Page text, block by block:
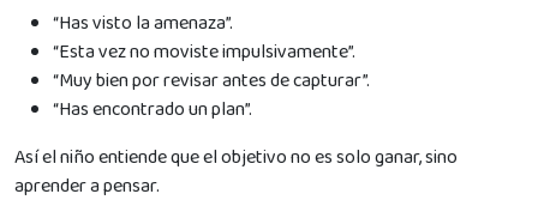
“Has visto la amenaza”.
“Esta vez no moviste impulsivamente”.
“Muy bien por revisar antes de capturar”.
“Has encontrado un plan”.
Así el niño entiende que el objetivo no es solo ganar, sino
aprender a pensar.